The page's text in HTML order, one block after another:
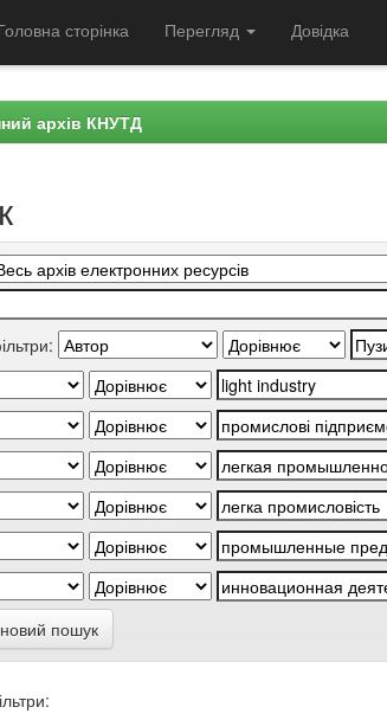
сторінка Перегляд Довідка
архів КНУТД
пошук